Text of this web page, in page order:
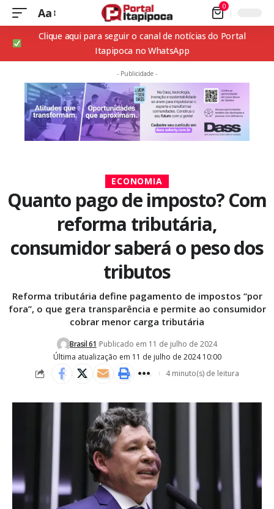
Aa 0
Clique aqui para seguir o canal de notícias do Portal
Itapipoca no WhatsApp
- Publicidade -
ECONOMIA
Quanto pago de imposto? Com
reforma tributária,
consumidor saberá o peso dos
tributos
Reforma tributária define pagamento de impostos “por
fora”, o que gera transparência e permite ao consumidor
cobrar menor carga tributária
Última atualização em 11 de julho de 2024 10:00
Brasil 61 Publicado em 11 de julho de 2024
4 minuto(s) de leitura